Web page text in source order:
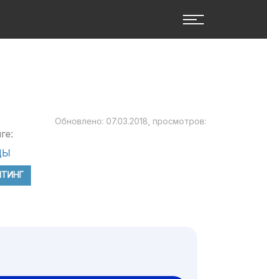
Обновлено: 07.03.2018, просмотров: